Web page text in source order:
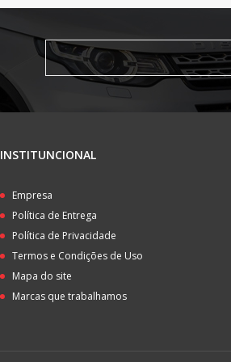
INSTITUNCIONAL
Empresa
Política de Entrega
Política de Privacidade
Termos e Condições de Uso
Mapa do site
Marcas que trabalhamos